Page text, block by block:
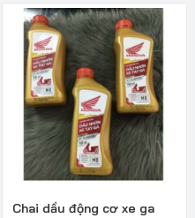
Chai dầu động cơ xe ga